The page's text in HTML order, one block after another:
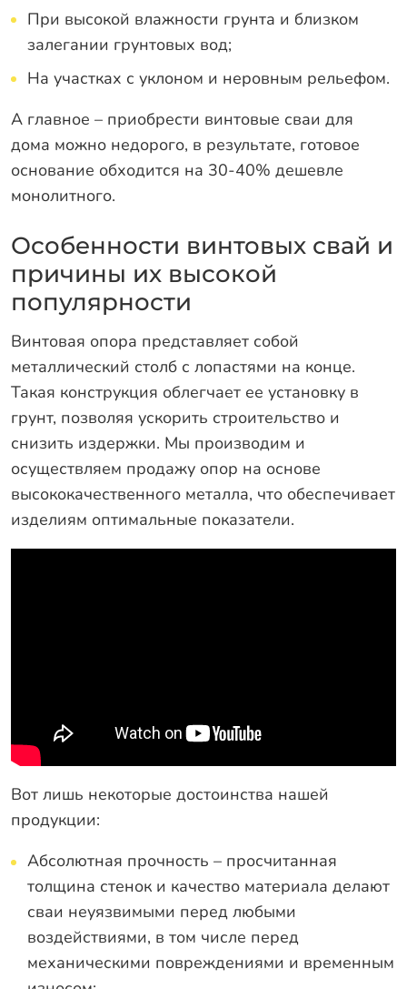
При высокой влажности грунта и близком
залегании грунтовых вод;
На участках с уклоном и неровным рельефом.
А главное – приобрести винтовые сваи для
дома можно недорого, в результате, готовое
основание обходится на 30-40% дешевле
монолитного.
Особенности винтовых свай и
причины их высокой
популярности
Винтовая опора представляет собой
металлический столб с лопастями на конце.
Такая конструкция облегчает ее установку в
грунт, позволяя ускорить строительство и
снизить издержки. Мы производим и
осуществляем продажу опор на основе
высококачественного металла, что обеспечивает
изделиям оптимальные показатели.
Вот лишь некоторые достоинства нашей
продукции:
Абсолютная прочность – просчитанная
толщина стенок и качество материала делают
сваи неуязвимыми перед любыми
воздействиями, в том числе перед
механическими повреждениями и временным